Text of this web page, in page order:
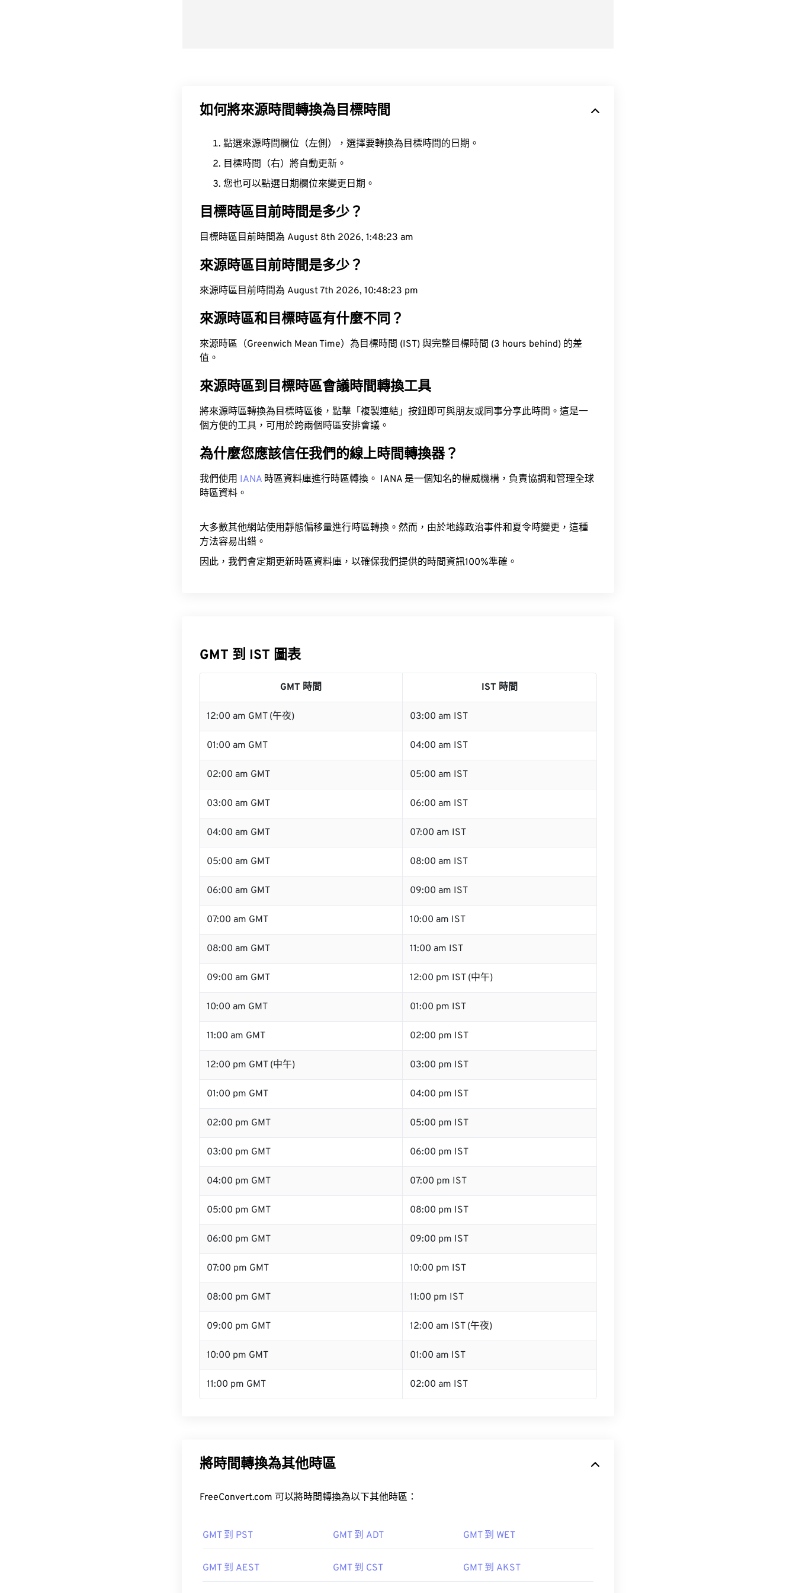
如何將來源時間轉換為目標時間
點選來源時間欄位（左側），選擇要轉換為目標時間的日期。
目標時間（右）將自動更新。
您也可以點選日期欄位來變更日期。
目標時區目前時間是多少？
目標時區目前時間為 August 8th 2026, 1:48:24 am
來源時區目前時間是多少？
來源時區目前時間為 August 7th 2026, 10:48:24 pm
來源時區和目標時區有什麼不同？
來源時區（Greenwich Mean Time）為目標時間 (IST) 與完整目標時間 (3 hours behind) 的差
值。
來源時區到目標時區會議時間轉換工具
將來源時區轉換為目標時區後，點擊「複製連結」按鈕即可與朋友或同事分享此時間。這是一
個方便的工具，可用於跨兩個時區安排會議。
為什麼您應該信任我們的線上時間轉換器？
我們使用 IANA 時區資料庫進行時區轉換。 IANA 是一個知名的權威機構，負責協調和管理全球
時區資料。
大多數其他網站使用靜態偏移量進行時區轉換。然而，由於地緣政治事件和夏令時變更，這種
方法容易出錯。
因此，我們會定期更新時區資料庫，以確保我們提供的時間資訊100%準確。
GMT 到 IST 圖表
GMT 時間 IST 時間
12:00 am GMT (午夜) 03:00 am IST
01:00 am GMT 04:00 am IST
02:00 am GMT 05:00 am IST
03:00 am GMT 06:00 am IST
04:00 am GMT 07:00 am IST
05:00 am GMT 08:00 am IST
06:00 am GMT 09:00 am IST
07:00 am GMT 10:00 am IST
08:00 am GMT 11:00 am IST
09:00 am GMT 12:00 pm IST (中午)
10:00 am GMT 01:00 pm IST
11:00 am GMT 02:00 pm IST
12:00 pm GMT (中午) 03:00 pm IST
01:00 pm GMT 04:00 pm IST
02:00 pm GMT 05:00 pm IST
03:00 pm GMT 06:00 pm IST
04:00 pm GMT 07:00 pm IST
05:00 pm GMT 08:00 pm IST
06:00 pm GMT 09:00 pm IST
07:00 pm GMT 10:00 pm IST
08:00 pm GMT 11:00 pm IST
09:00 pm GMT 12:00 am IST (午夜)
10:00 pm GMT 01:00 am IST
11:00 pm GMT 02:00 am IST
將時間轉換為其他時區
FreeConvert.com 可以將時間轉換為以下其他時區：
GMT 到 PST GMT 到 ADT GMT 到 WET
GMT 到 AEST GMT 到 CST GMT 到 AKST